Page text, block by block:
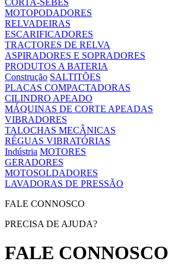
CORTA-SEBES
MOTOPODADORES
RELVADEIRAS
ESCARIFICADORES
TRACTORES DE RELVA
ASPIRADORES E SOPRADORES
PRODUTOS A BATERIA
Construção SALTITÕES
PLACAS COMPACTADORAS
CILINDRO APEADO
MÁQUINAS DE CORTE APEADAS
VIBRADORES
TALOCHAS MECÂNICAS
RÉGUAS VIBRATÓRIAS
Indústria MOTORES
GERADORES
MOTOSOLDADORES
LAVADORAS DE PRESSÃO
FALE CONNOSCO
PRECISA DE AJUDA?
FALE CONNOSCO